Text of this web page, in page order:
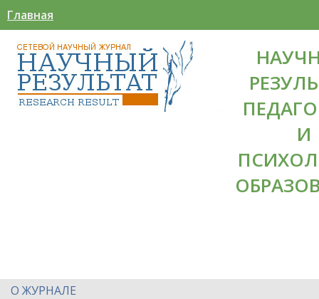
Главная
И
О ЖУРНАЛЕ